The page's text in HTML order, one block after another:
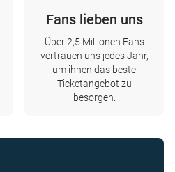
Fans lieben uns
Über 2,5 Millionen Fans
vertrauen uns jedes Jahr,
um ihnen das beste
Ticketangebot zu
besorgen.